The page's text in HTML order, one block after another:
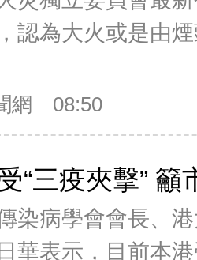
認為大火或是由
網 08:50
“三疫夾擊”
病學會會長、港
華表示，目前本